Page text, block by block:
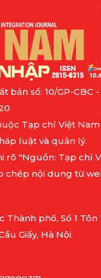
bản số: 10/GP-CBC
Tạp chí Việt
luật và quản lý.
rõ "Nguồn: Tạp chí
chép nội dung từ
Thành phố, Số 1
Giấy, Hà Nội.